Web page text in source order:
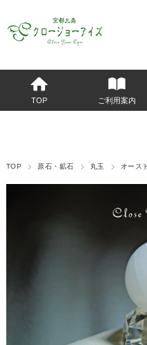
TOP ご利用案内
TOP 原石・鉱石 丸玉 オース